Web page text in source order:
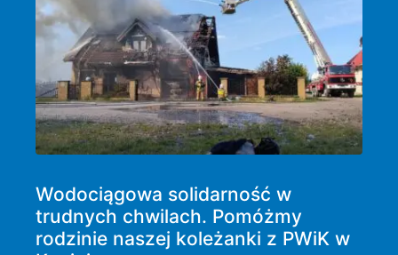
Wodociągowa solidarność w
trudnych chwilach. Pomóżmy
rodzinie naszej koleżanki z PWiK w